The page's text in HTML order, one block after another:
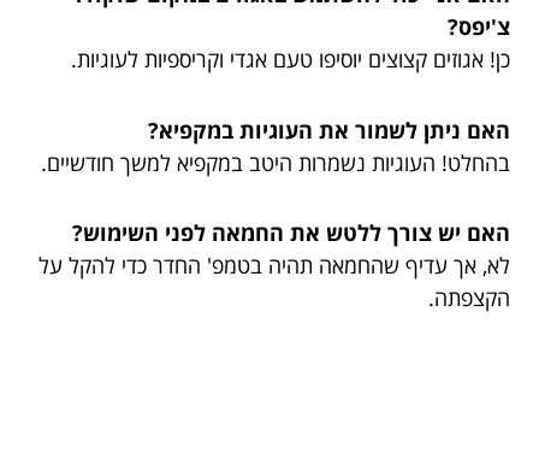
צ'יפס?
כן! אגוזים קצוצים יוסיפו טעם אגדי וקריספיות לעוגיות.
האם ניתן לשמור את העוגיות במקפיא?
בהחלט! העוגיות נשמרות היטב במקפיא למשך חודשיים.
האם יש צורך ללטש את החמאה לפני השימוש?
לא, אך עדיף שהחמאה תהיה בטמפ' החדר כדי להקל על
הקצפתה.